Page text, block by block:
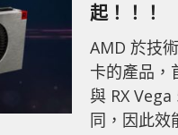
起！！！
AMD 於技
卡的產品，
與 RX
同，因此效